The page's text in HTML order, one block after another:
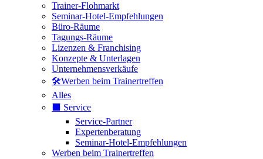
Trainer-Flohmarkt
Seminar-Hotel-Empfehlungen
Büro-Räume
Tagungs-Räume
Lizenzen & Franchising
Konzepte & Unterlagen
Unternehmensverkäufe
🛠️Werben beim Trainertreffen
Alles
⬛️ Service
Service-Partner
Expertenberatung
Seminar-Hotel-Empfehlungen
Werben beim Trainertreffen